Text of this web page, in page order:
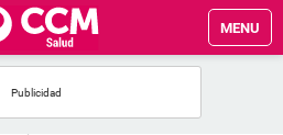
MENU